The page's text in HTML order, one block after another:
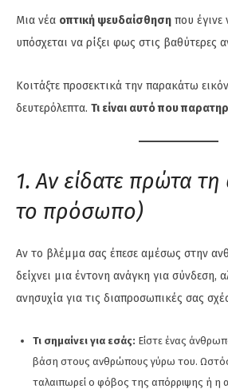
Μια νέα οπτική ψευδαίσθηση που
υπόσχεται να ρίξει φως στις βαθύτερες
Κοιτάξτε προσεκτικά την παρακάτω
δευτερόλεπτα. Τι είναι αυτό που
1. Αν είδατε πρώτα
το πρόσωπο)
Αν το βλέμμα σας έπεσε αμέσως στην
δείχνει μια έντονη ανάγκη για σύνδεση,
ανησυχία για τις διαπροσωπικές σας
Τι σημαίνει για εσάς: Είστε ένας
βάση στους ανθρώπους γύρω του.
ταλαιπωρεί ο φόβος της απόρριψης ή η